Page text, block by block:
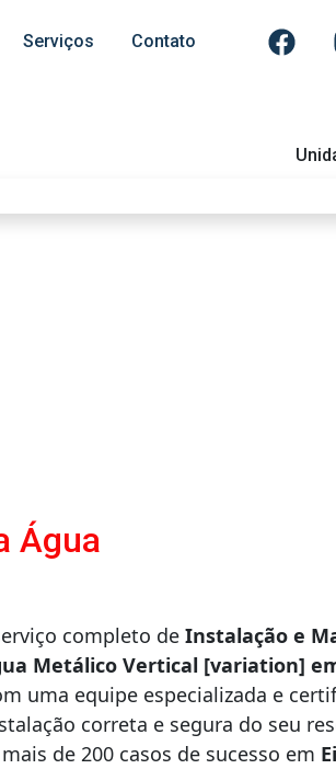
Serviços Contato
Água
completo de Instalação e
Metálico Vertical [variation]
uma equipe especializada e
correta e segura do seu
de 200 casos de sucesso em